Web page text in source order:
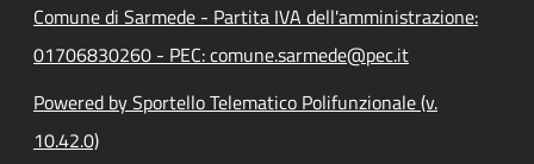
Comune di Sarmede - Partita IVA dell'amministrazione:
01706830260 - PEC: comune.sarmede@pec.it
Powered by Sportello Telematico Polifunzionale (v.
10.42.0)